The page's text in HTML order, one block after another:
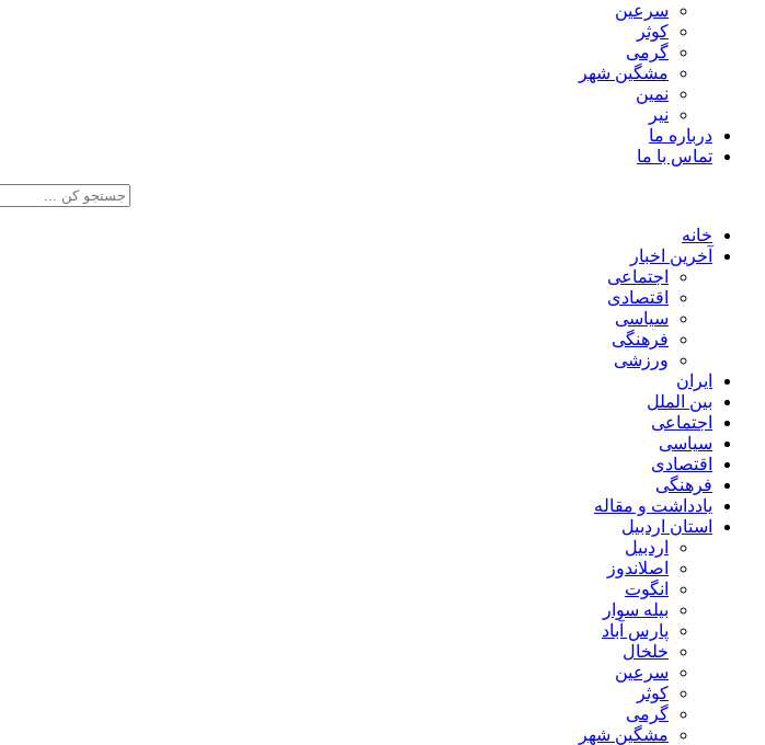
سرعین
کوثر
گرمی
مشگین شهر
نمین
نیر
درباره ما
تماس با ما
خانه
آخرین اخبار
اجتماعی
اقتصادی
سیاسی
فرهنگی
ورزشی
ایران
بین الملل
اجتماعی
سیاسی
اقتصادی
فرهنگی
یادداشت و مقاله
استان اردبیل
اردبیل
اصلاندوز
انگوت
بیله سوار
پارس آباد
خلخال
سرعین
کوثر
گرمی
مشگین شهر